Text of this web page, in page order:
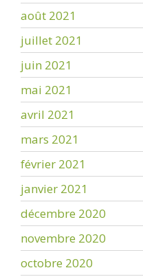
août 2021
juillet 2021
juin 2021
mai 2021
avril 2021
mars 2021
février 2021
janvier 2021
décembre 2020
novembre 2020
octobre 2020